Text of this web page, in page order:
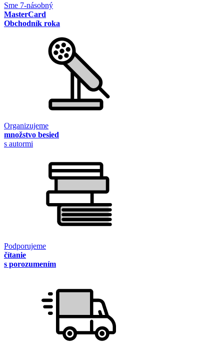
Sme 7-násobný
MasterCard
Obchodník roka
Organizujeme
množstvo besied
s autormi
Podporujeme
čítanie
s porozumením